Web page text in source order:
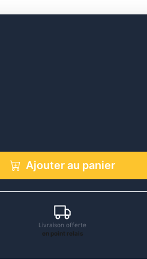
Ajouter au panier
Livraison offerte
en point relais